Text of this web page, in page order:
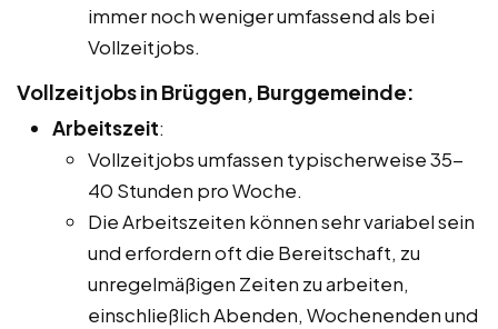
immer noch weniger umfassend als bei
Vollzeitjobs.
Vollzeitjobs in Brüggen, Burggemeinde:
Arbeitszeit:
Vollzeitjobs umfassen typischerweise 35-
40 Stunden pro Woche.
Die Arbeitszeiten können sehr variabel sein
und erfordern oft die Bereitschaft, zu
unregelmäßigen Zeiten zu arbeiten,
einschließlich Abenden, Wochenenden und